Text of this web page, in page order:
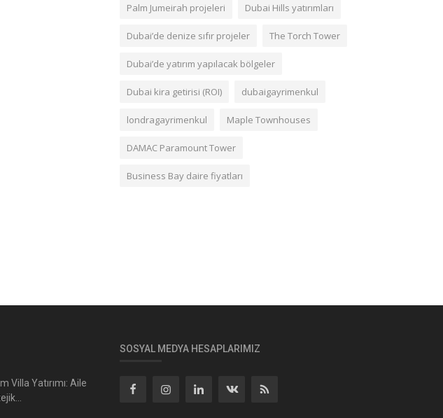
Palm Jumeirah projeleri Dubai Hills yatırımları
Dubai’de denize sıfır projeler The Torch Tower
Dubai’de yatırım yapılacak bölgeler
Dubai kira getirisi (ROI) dubaigayrimenkul
londragayrimenkul Maple Townhouses
DAMAC Paramount Tower
Business Bay daire fiyatları
Villa Yatırımı: Aile
SOSYAL MEDYA HESAPLARIMIZ